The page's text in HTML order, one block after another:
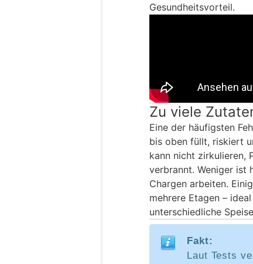
Gesundheitsvorteil.
Zu viele
Eine der häufigsten
bis oben füllt, riskiert
kann nicht zirkulieren,
verbrannt. Weniger ist
Chargen arbeiten.
mehrere Etagen –
unterschiedliche
Fakt:
Laut Tests